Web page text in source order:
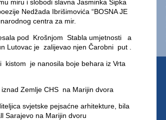
miru i slobodi slavna Jasminka Šipka
Nedžada Ibrišimovića “BOSNA JE
centra za mir.
pod Krošnjom Stabla umjetnosti a
Lutovac je zalijevao njen Čarobni put .
je nanosila boje behara iz Vrta
Zemlje CHS na Marijin dvora
svjetske pejsaćne arhitekture, bila
na Marijin dvoru